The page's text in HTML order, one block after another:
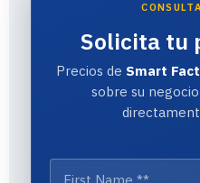
Solicita tu
Precios de Smart
sobre su